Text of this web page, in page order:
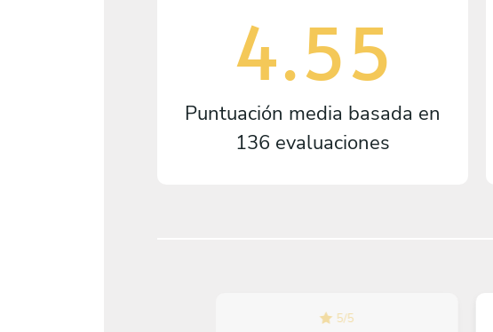
4.55
Puntuación media basada en
136 evaluaciones
5/5